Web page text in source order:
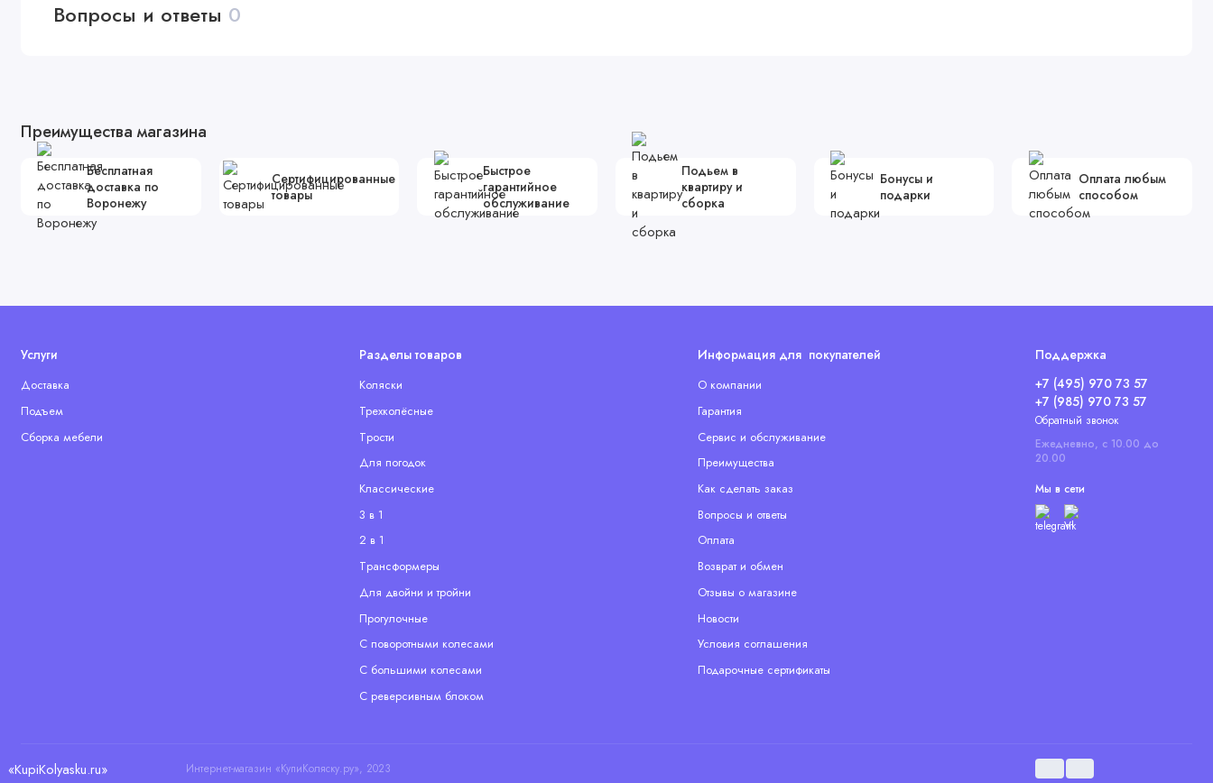
Вопросы и ответы 0
Преимущества магазина
Бесплатная
доставка по
Воронежу
Сертифицированные
товары
Быстрое
гарантийное
обслуживание
Подьем в
квартиру и
сборка
Бонусы и
подарки
Оплата любым
способом
Услуги
Доставка
Подъем
Сборка мебели
Разделы товаров
Коляски
Трехколёсные
Tрости
Для погодок
Классические
3 в 1
2 в 1
Tрансформеры
Для двойни и тройни
Прогулочные
С поворотными колесами
С большими колесами
С реверсивным блоком
Информация для покупателей
О компании
Гарантия
Сервис и обслуживание
Преимущества
Как сделать заказ
Вопросы и ответы
Оплата
Возврат и обмен
Отзывы о магазине
Новости
Условия соглашения
Подарочные сертификаты
Поддержка
+7 (495) 970 73 57
+7 (985) 970 73 57
Обратный звонок
Ежедневно, с 10.00 до
20.00
Мы в сети
«KupiKolyasku.ru» Интернет-магазин «КупиКоляску.ру», 2023